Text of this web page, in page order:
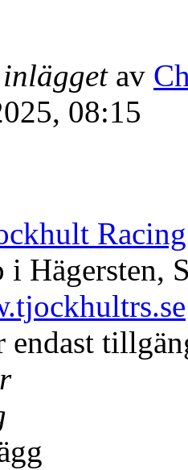
inläggetav
08:15
i Hägersten,
endast